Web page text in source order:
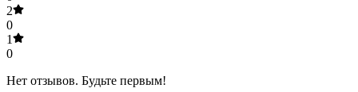
2
0
1
0
Нет отзывов. Будьте первым!